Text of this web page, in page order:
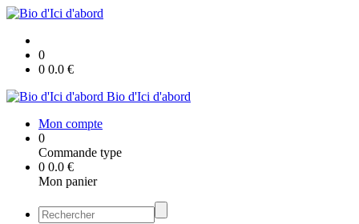
0
0 0.0 €
Bio d'Ici d'abord
Mon compte
0
Commande type
0 0.0 €
Mon panier